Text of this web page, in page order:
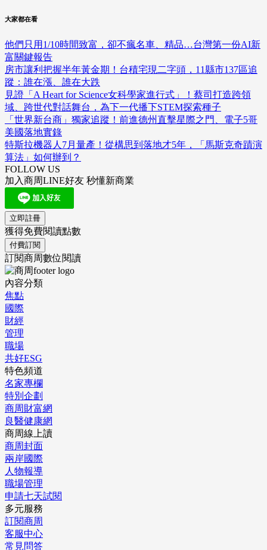
大家都在看
他們只用1/10時間致富，卻不瘋名車、精品…台灣第一份AI新
富關鍵報告
房市讓利把握半年黃金期！台積宅現二字頭，11縣市137區追
蹤：誰在漲、誰在大跌
見證「A Heart for Science女科學家進行式」！蔡司打造跨領
域、跨世代對話舞台，為下一代播下STEM探索種子
「世界新台商」獨家追蹤！前進德州直擊星際之門、電子5哥
美國落地實錄
特斯拉機器人7月量產！從構思到落地才5年，「馬斯克奇蹟演
算法」如何辦到？
FOLLOW US
加入商周LINE好友 秒懂新商業
立即註冊
獲得免費閱讀點數
付費訂閱
訂閱商周數位閱讀
內容分類
焦點
國際
財經
管理
職場
共好ESG
特色頻道
名家專欄
特別企劃
商周財富網
良醫健康網
商周線上讀
商周封面
兩岸國際
人物報導
職場管理
申請七天試閱
多元服務
訂閱商周
客服中心
常見問答